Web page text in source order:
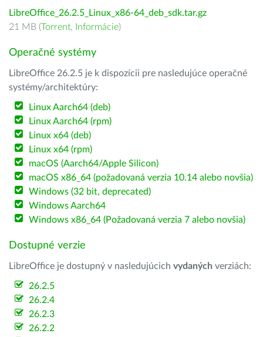
LibreOffice_26.2.5_Linux_x86-64_deb_sdk.tar.gz
21 MB (Torrent, Informácie)
Operačné systémy
LibreOffice 26.2.5 je k dispozícii pre nasledujúce operačné
systémy/architektúry:
Linux Aarch64 (deb)
Linux Aarch64 (rpm)
Linux x64 (deb)
Linux x64 (rpm)
macOS (Aarch64/Apple Silicon)
macOS x86_64 (požadovaná verzia 10.14 alebo novšia)
Windows (32 bit, deprecated)
Windows Aarch64
Windows x86_64 (Požadovaná verzia 7 alebo novšia)
Dostupné verzie
LibreOffice je dostupný v nasledujúcich vydaných verziách:
26.2.5
26.2.4
26.2.3
26.2.2